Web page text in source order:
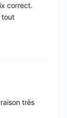
correct.
tout
très